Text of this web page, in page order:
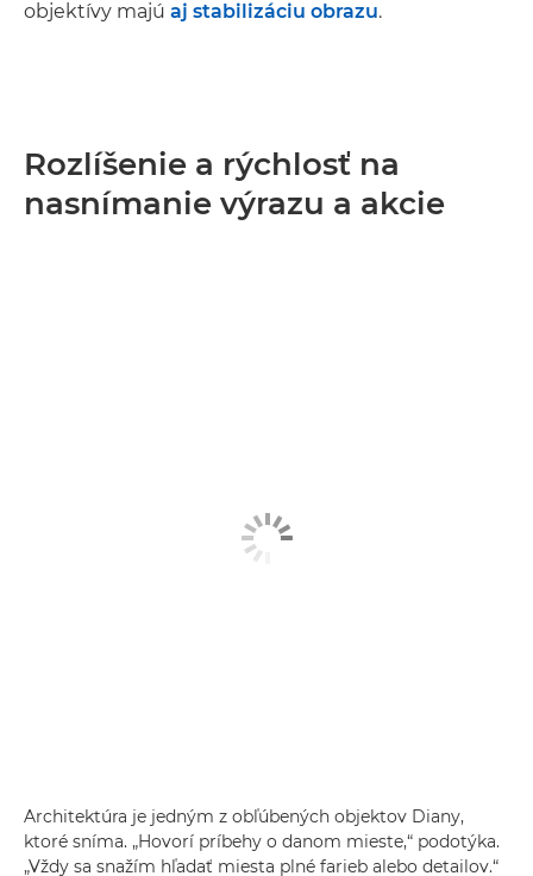
objektívy majú aj stabilizáciu obrazu.
Rozlíšenie a rýchlosť na
nasnímanie výrazu a akcie
Architektúra je jedným z obľúbených objektov Diany,
ktoré sníma. „Hovorí príbehy o danom mieste,“ podotýka.
„Vždy sa snažím hľadať miesta plné farieb alebo detailov.“